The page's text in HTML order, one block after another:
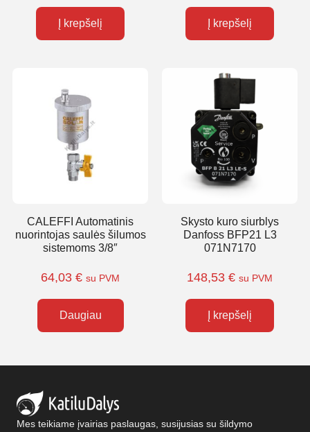
Į krepšelį Į krepšelį
CALEFFI Automatinis
nuorintojas saulės šilumos
sistemoms 3/8″
64,03 € su PVM
Daugiau
Skysto kuro siurblys
Danfoss BFP21 L3
071N7170
148,53 € su PVM
Į krepšelį
Mes teikiame įvairias paslaugas, susijusias su šildymo